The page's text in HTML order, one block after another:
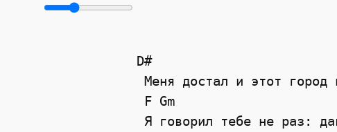
D#
Меня достал и этот город
F Gm
Я говорил тебе не раз: